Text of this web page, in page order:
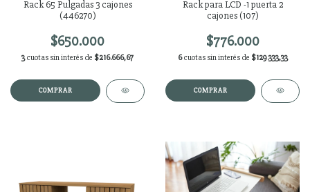
Rack 65 Pulgadas 3 cajones
(446270)
$650.000
3 cuotas sin interés de $216.666,67
Rack para LCD -1 puerta 2
cajones (107)
$776.000
6 cuotas sin interés de $129.333,33